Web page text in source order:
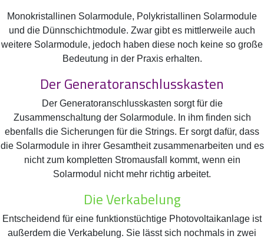
Monokristallinen Solarmodule, Polykristallinen Solarmodule
und die Dünnschichtmodule. Zwar gibt es mittlerweile auch
weitere Solarmodule, jedoch haben diese noch keine so große
Bedeutung in der Praxis erhalten.
Der Generatoranschlusskasten
Der Generatoranschlusskasten sorgt für die
Zusammenschaltung der Solarmodule. In ihm finden sich
ebenfalls die Sicherungen für die Strings. Er sorgt dafür, dass
die Solarmodule in ihrer Gesamtheit zusammenarbeiten und es
nicht zum kompletten Stromausfall kommt, wenn ein
Solarmodul nicht mehr richtig arbeitet.
Die Verkabelung
Entscheidend für eine funktionstüchtige Photovoltaikanlage ist
außerdem die Verkabelung. Sie lässt sich nochmals in zwei